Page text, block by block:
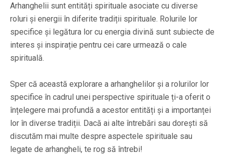
Arhanghelii sunt entități spirituale asociate cu diverse
roluri și energii în diferite tradiții spirituale. Rolurile lor
specifice și legătura lor cu energia divină sunt subiecte de
interes și inspirație pentru cei care urmează o cale
spirituală.
Sper că această explorare a arhanghelilor și a rolurilor lor
specifice în cadrul unei perspective spirituale ți-a oferit o
înțelegere mai profundă a acestor entități și a importanței
lor în diverse tradiții. Dacă ai alte întrebări sau dorești să
discutăm mai multe despre aspectele spirituale sau
legate de arhangheli, te rog să întrebi!